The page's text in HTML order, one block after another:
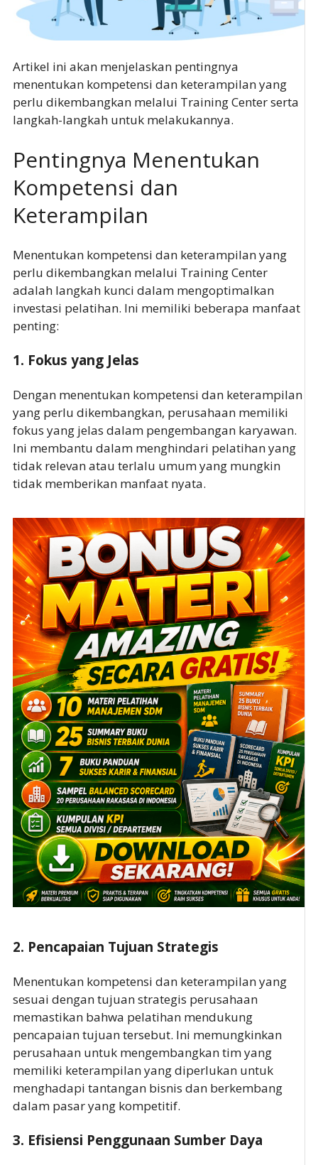
Artikel ini akan menjelaskan pentingnya
menentukan kompetensi dan keterampilan yang
perlu dikembangkan melalui Training Center serta
langkah-langkah untuk melakukannya.
Pentingnya Menentukan
Kompetensi dan
Keterampilan
Menentukan kompetensi dan keterampilan yang
perlu dikembangkan melalui Training Center
adalah langkah kunci dalam mengoptimalkan
investasi pelatihan. Ini memiliki beberapa manfaat
penting:
1. Fokus yang Jelas
Dengan menentukan kompetensi dan keterampilan
yang perlu dikembangkan, perusahaan memiliki
fokus yang jelas dalam pengembangan karyawan.
Ini membantu dalam menghindari pelatihan yang
tidak relevan atau terlalu umum yang mungkin
tidak memberikan manfaat nyata.
2. Pencapaian Tujuan Strategis
Menentukan kompetensi dan keterampilan yang
sesuai dengan tujuan strategis perusahaan
memastikan bahwa pelatihan mendukung
pencapaian tujuan tersebut. Ini memungkinkan
perusahaan untuk mengembangkan tim yang
memiliki keterampilan yang diperlukan untuk
menghadapi tantangan bisnis dan berkembang
dalam pasar yang kompetitif.
3. Efisiensi Penggunaan Sumber Daya